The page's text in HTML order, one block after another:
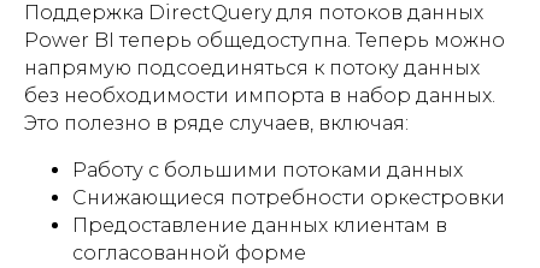
Поддержка DirectQuery для потоков данных
Power BI теперь общедоступна. Теперь можно
напрямую подсоединяться к потоку данных
без необходимости импорта в набор данных.
Это полезно в ряде случаев, включая:
Работу с большими потоками данных
Снижающиеся потребности оркестровки
Предоставление данных клиентам в
согласованной форме